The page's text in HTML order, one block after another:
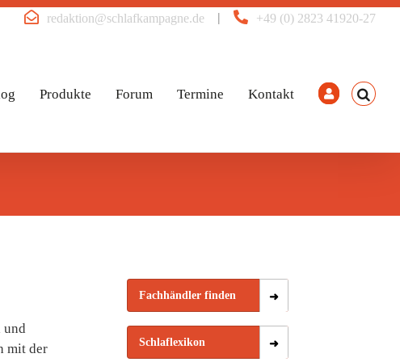
+49 (0) 2823 41920-27
|
redaktion@schlafkampagne.de
Produkte Forum Termine Kontakt
und
mit der
Fachhändler finden
Schlaflexikon